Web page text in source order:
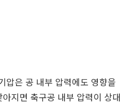
압은 공 내부 압력에도 영향을
지면 축구공 내부 압력이 상대